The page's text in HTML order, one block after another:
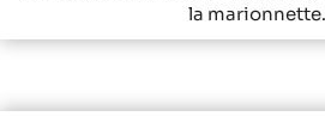
la marionnette.